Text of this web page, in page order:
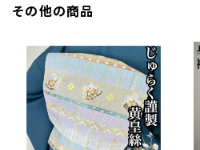
その他の商品